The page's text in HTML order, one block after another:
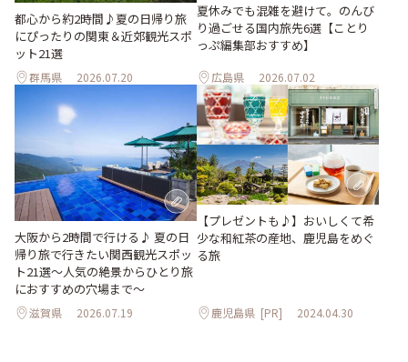
都心から約2時間♪夏の日帰り旅
にぴったりの関東＆近郊観光スポ
ット21選
群馬県 2026.07.20
夏休みでも混雑を避けて。のんび
り過ごせる国内旅先6選【ことり
っぷ編集部おすすめ】
広島県 2026.07.02
大阪から2時間で行ける♪ 夏の日
帰り旅で行きたい関西観光スポッ
ト21選～人気の絶景からひとり旅
におすすめの穴場まで～
滋賀県 2026.07.19
【プレゼントも♪】おいしくて希
少な和紅茶の産地、鹿児島をめぐ
る旅
鹿児島県 [PR] 2024.04.30